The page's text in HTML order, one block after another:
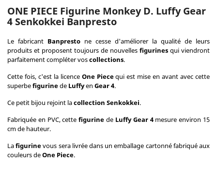
ONE PIECE Figurine Monkey D. Luffy Gear
4 Senkokkei Banpresto
Le fabricant Banpresto ne cesse d'améliorer la qualité de leurs
produits et proposent toujours de nouvelles figurines qui viendront
parfaitement compléter voscollections.
Cette fois, c'est la licenceOne Piecequi est mise en avant avec cette
superbefigurinede Luffyen Gear 4.
Ce petit bijou rejoint lacollection Senkokkei.
Fabriquée en PVC, cettefigurine de Luffy Gear 4mesure environ 15
cm de hauteur.
Lafigurinevous sera livrée dans un emballage cartonné fabriqué aux
couleurs deOne Piece.